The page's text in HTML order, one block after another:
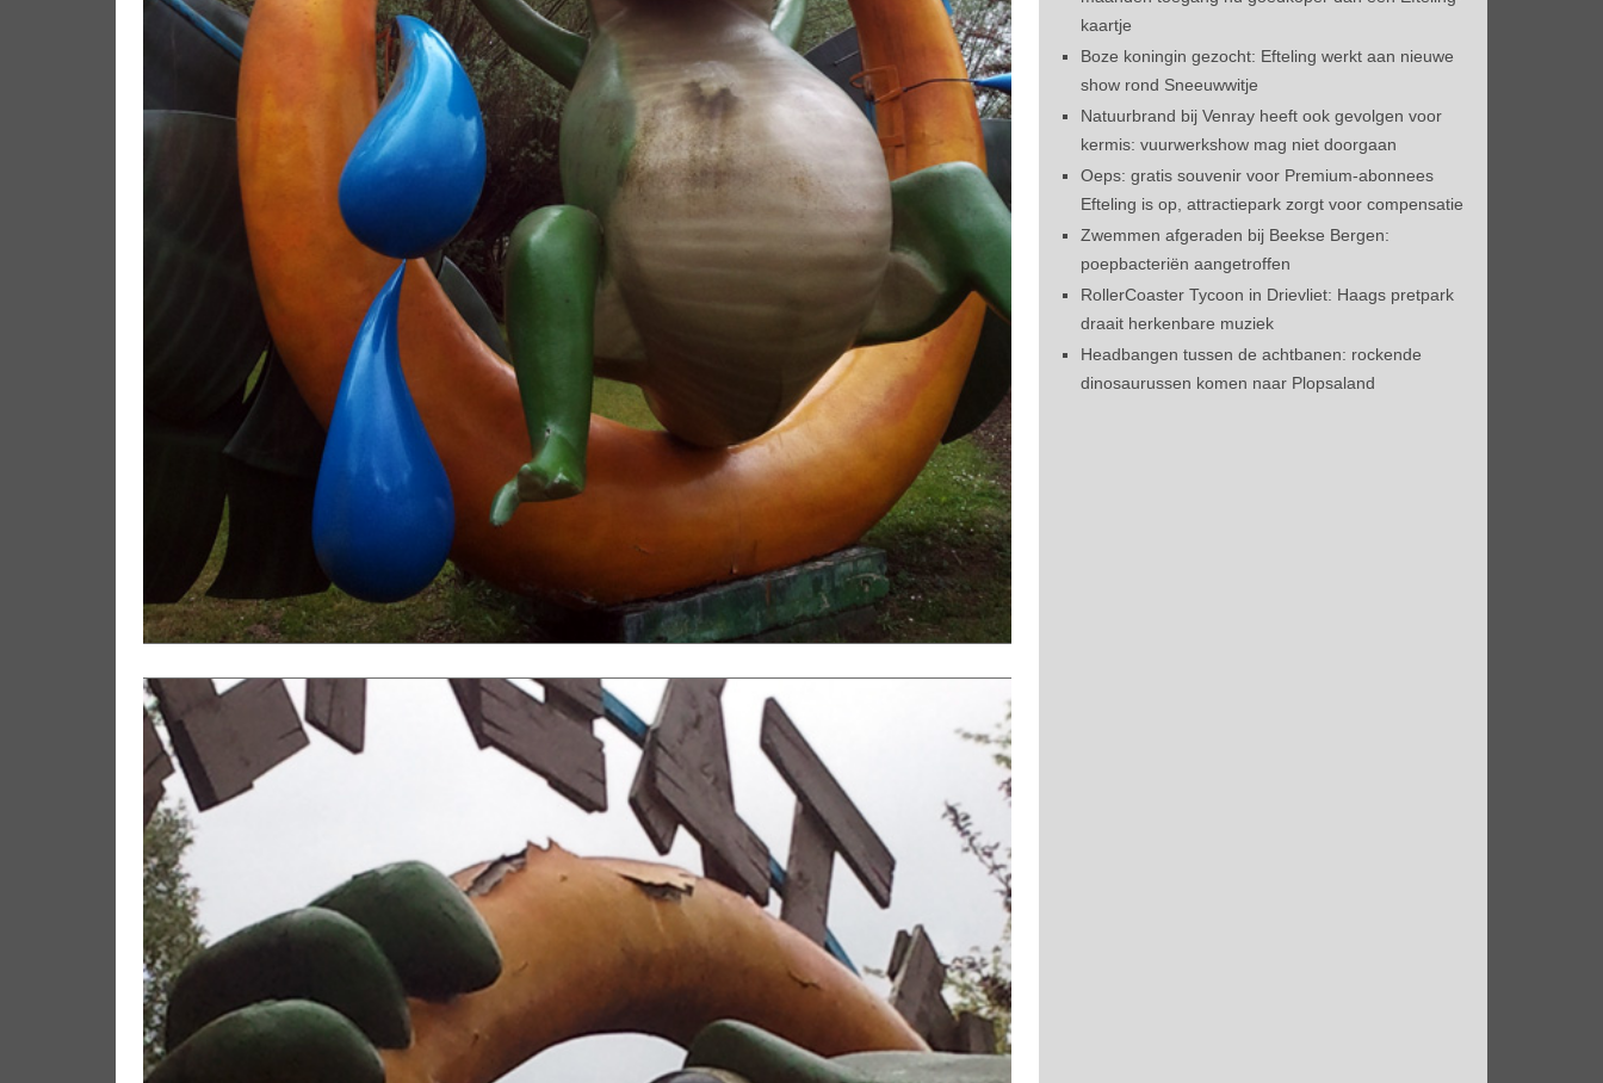
kaartje
Boze koningin gezocht: Efteling werkt aan nieuwe
show rond Sneeuwwitje
Natuurbrand bij Venray heeft ook gevolgen voor
kermis: vuurwerkshow mag niet doorgaan
Oeps: gratis souvenir voor Premium-abonnees
Efteling is op, attractiepark zorgt voor compensatie
Zwemmen afgeraden bij Beekse Bergen:
poepbacteriën aangetroffen
RollerCoaster Tycoon in Drievliet: Haags pretpark
draait herkenbare muziek
Headbangen tussen de achtbanen: rockende
dinosaurussen komen naar Plopsaland